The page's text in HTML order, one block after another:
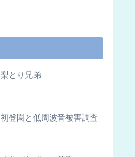
梨とり兄弟
初登園と低周波音被害調査